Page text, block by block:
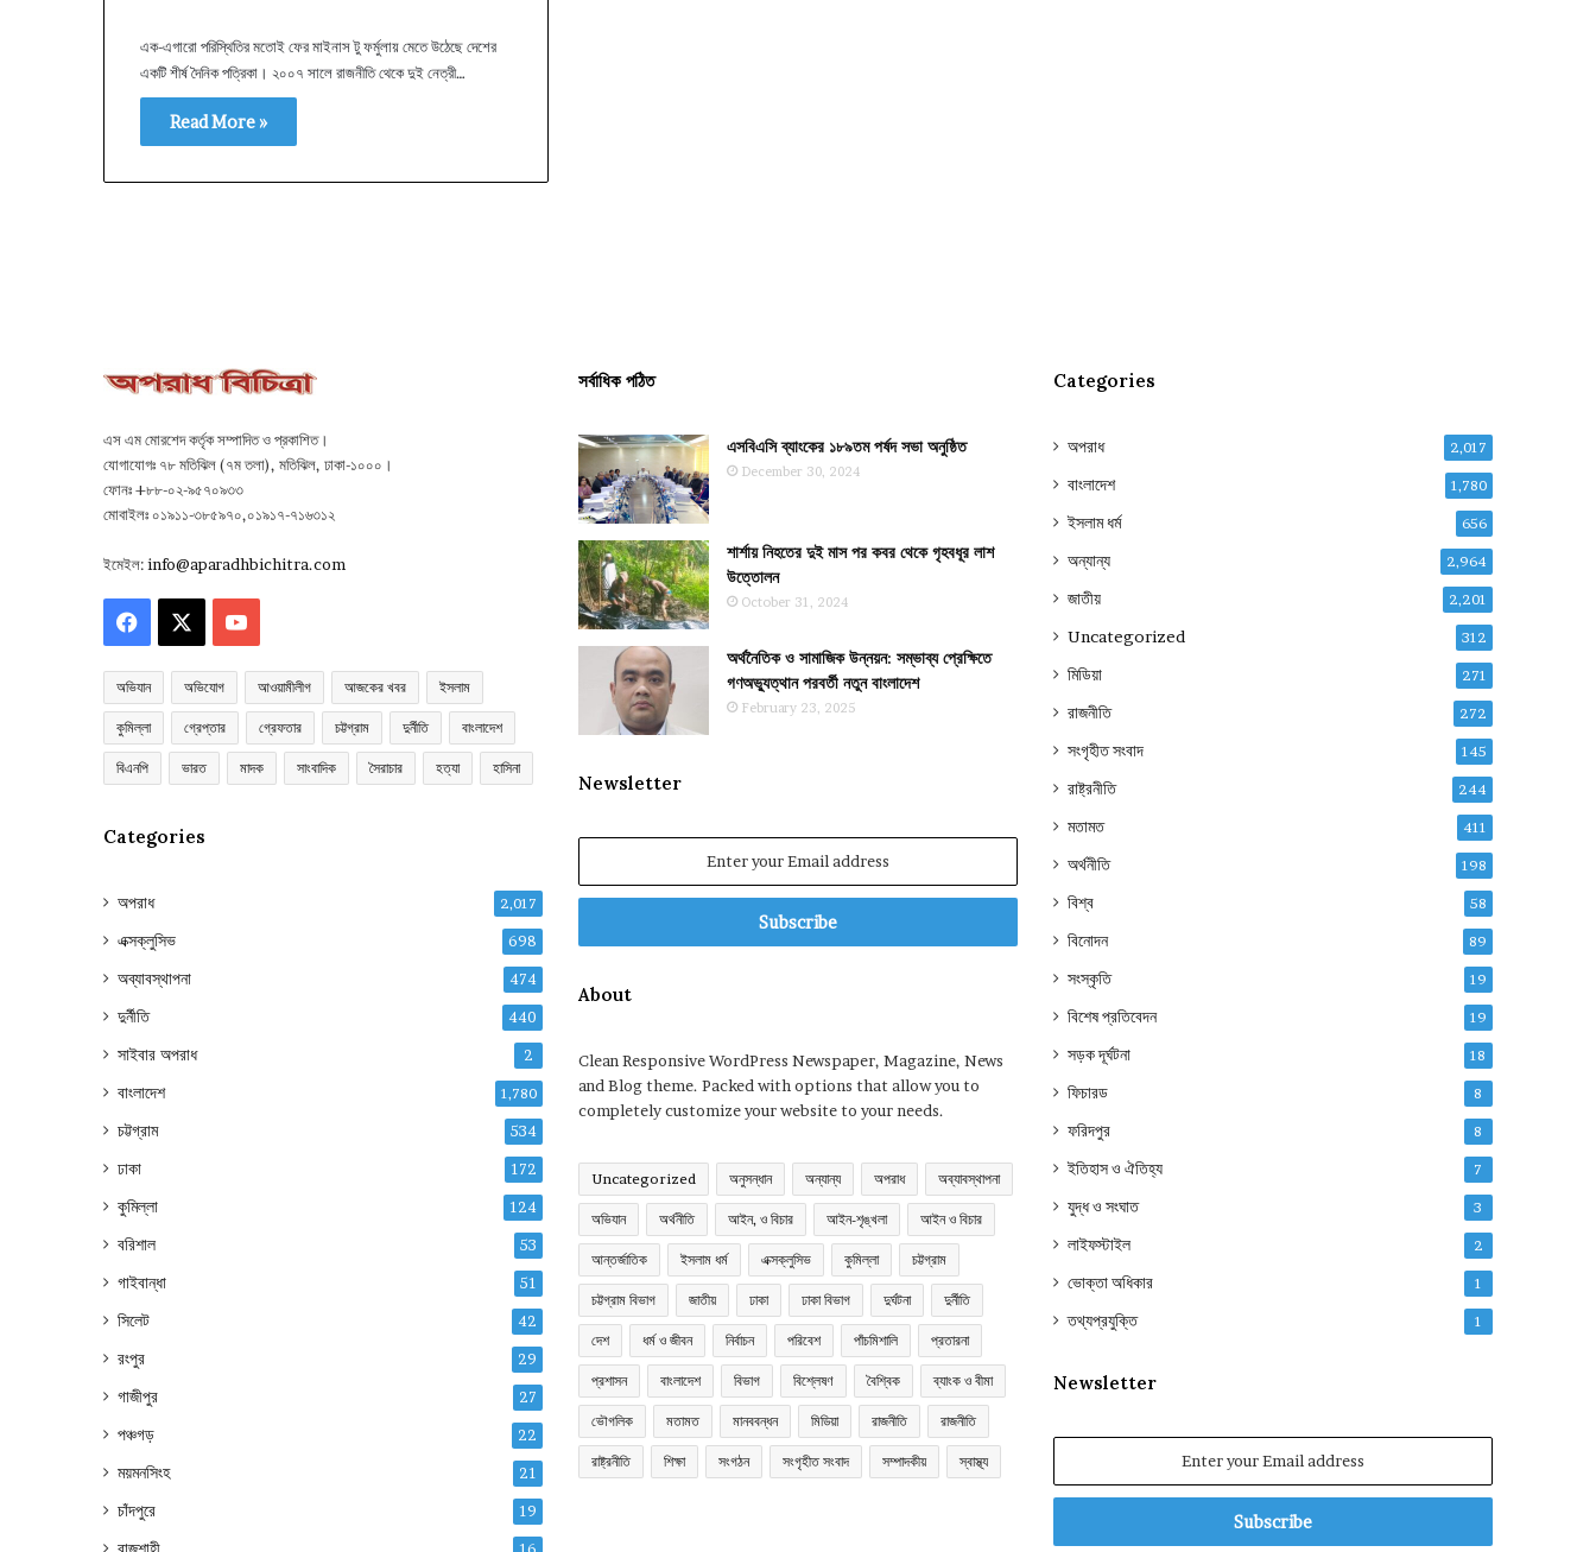
এক-এগারো পরিস্থিতির মতোই ফের মাইনাস টু ফর্মুলায় মেতে উঠেছে দেশের
একটি শীর্ষ দৈনিক পত্রিকা। ২০০৭ সালে রাজনীতি থেকে দুই নেত্রী…
Read More »
এস এম মোরশেদ কর্তৃক সম্পাদিত ও প্রকাশিত।
যোগাযোগঃ ৭৮ মতিঝিল (৭ম তলা), মতিঝিল, ঢাকা-১০০০।
ফোনঃ +৮৮-০২-৯৫৭০৯৩৩
মোবাইলঃ ০১৯১১-৩৮৫৯৭০,০১৯১৭-৭১৬৩১২
ইমেইল:info@aparadhbichitra.com
Facebook YouTube
অভিযান অভিযোগ আওয়ামীলীগ আজকের খবর ইসলাম
কুমিল্লা গ্রেপ্তার গ্রেফতার চট্টগ্রাম দুর্নীতি বাংলাদেশ
বিএনপি ভারত মাদক সাংবাদিক সৈরাচার হত্যা হাসিনা
Categories
অপরাধ 2,017
এক্সক্লুসিভ 698
অব্যাবস্থাপনা 474
দুর্নীতি 440
সাইবার অপরাধ 2
বাংলাদেশ 1,780
চট্টগ্রাম 534
ঢাকা 172
কুমিল্লা 124
বরিশাল 53
গাইবান্ধা 51
সিলেট 42
রংপুর 29
গাজীপুর 27
পঞ্চগড় 22
ময়মনসিংহ 21
চাঁদপুরে 19
সর্বাধিক পঠিত
এসবিএসি ব্যাংকের ১৮৯তম পর্ষদ সভা অনুষ্ঠিত
December 30, 2024
শার্শায় নিহতের দুই মাস পর কবর থেকে গৃহবধূর লাশ
উত্তোলন
October 31, 2024
অর্থনৈতিক ও সামাজিক উন্নয়ন: সম্ভাব্য প্রেক্ষিতে
গণঅভ্যুত্থান পরবর্তী নতুন বাংলাদেশ
February 23, 2025
Newsletter
Email
About
Clean Responsive WordPress Newspaper, Magazine, News
and Blog theme. Packed with options that allow you to
completely customize your website to your needs.
Uncategorized অনুসন্ধান অন্যান্য অপরাধ অব্যাবস্থাপনা
অভিযান অর্থনীতি আইন, ও বিচার আইন-শৃঙ্খলা আইন ও বিচার
আন্তর্জাতিক ইসলাম ধর্ম এক্সক্লুসিভ কুমিল্লা চট্টগ্রাম
চট্টগ্রাম বিভাগ জাতীয় ঢাকা ঢাকা বিভাগ দুর্ঘটনা দুর্নীতি
দেশ ধর্ম ও জীবন নির্বাচন পরিবেশ পাঁচমিশালি প্রতারনা
প্রশাসন বাংলাদেশ বিভাগ বিশ্লেষণ বৈশ্বিক ব্যাংক ও বীমা
ভৌগলিক মতামত মানববন্ধন মিডিয়া রাজনীতি রাজনীতি
রাষ্ট্রনীতি শিক্ষা সংগঠন সংগৃহীত সংবাদ সম্পাদকীয় স্বাস্থ্য
Categories
অপরাধ 2,017
বাংলাদেশ 1,780
ইসলাম ধর্ম 656
অন্যান্য 2,964
জাতীয় 2,201
Uncategorized 312
মিডিয়া 271
রাজনীতি 272
সংগৃহীত সংবাদ 145
রাষ্ট্রনীতি 244
মতামত 411
অর্থনীতি 198
বিশ্ব 58
বিনোদন 89
সংস্কৃতি 19
বিশেষ প্রতিবেদন 19
সড়ক দূর্ঘটনা 18
ফিচারড 8
ফরিদপুর 8
ইতিহাস ও ঐতিহ্য 7
যুদ্ধ ও সংঘাত 3
লাইফস্টাইল 2
ভোক্তা অধিকার 1
তথ্যপ্রযুক্তি 1
Newsletter
Email